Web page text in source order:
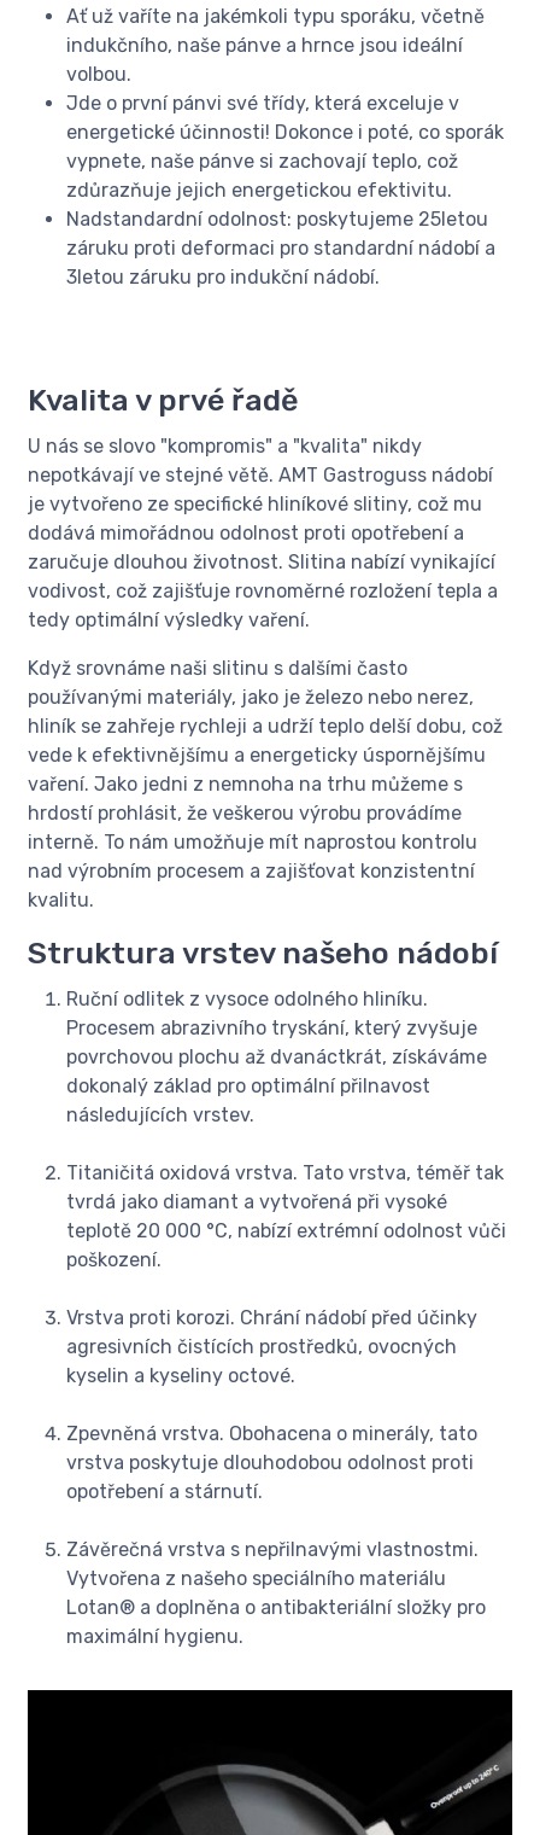
Ať už vaříte na jakémkoli typu sporáku, včetně
indukčního, naše pánve a hrnce jsou ideální
volbou.
Jde o první pánvi své třídy, která exceluje v
energetické účinnosti! Dokonce i poté, co sporák
vypnete, naše pánve si zachovají teplo, což
zdůrazňuje jejich energetickou efektivitu.
Nadstandardní odolnost: poskytujeme 25letou
záruku proti deformaci pro standardní nádobí a
3letou záruku pro indukční nádobí.
Kvalita v prvé řadě
U nás se slovo "kompromis" a "kvalita" nikdy
nepotkávají ve stejné větě. AMT Gastroguss nádobí
je vytvořeno ze specifické hliníkové slitiny, což mu
dodává mimořádnou odolnost proti opotřebení a
zaručuje dlouhou životnost. Slitina nabízí vynikající
vodivost, což zajišťuje rovnoměrné rozložení tepla a
tedy optimální výsledky vaření.
Když srovnáme naši slitinu s dalšími často
používanými materiály, jako je železo nebo nerez,
hliník se zahřeje rychleji a udrží teplo delší dobu, což
vede k efektivnějšímu a energeticky úspornějšímu
vaření. Jako jedni z nemnoha na trhu můžeme s
hrdostí prohlásit, že veškerou výrobu provádíme
interně. To nám umožňuje mít naprostou kontrolu
nad výrobním procesem a zajišťovat konzistentní
kvalitu.
Struktura vrstev našeho nádobí
Ruční odlitek z vysoce odolného hliníku.
Procesem abrazivního tryskání, který zvyšuje
povrchovou plochu až dvanáctkrát, získáváme
dokonalý základ pro optimální přilnavost
následujících vrstev.
Titaničitá oxidová vrstva. Tato vrstva, téměř tak
tvrdá jako diamant a vytvořená při vysoké
teplotě 20 000 °C, nabízí extrémní odolnost vůči
poškození.
Vrstva proti korozi. Chrání nádobí před účinky
agresivních čistících prostředků, ovocných
kyselin a kyseliny octové.
Zpevněná vrstva. Obohacena o minerály, tato
vrstva poskytuje dlouhodobou odolnost proti
opotřebení a stárnutí.
Závěrečná vrstva s nepřilnavými vlastnostmi.
Vytvořena z našeho speciálního materiálu
Lotan® a doplněna o antibakteriální složky pro
maximální hygienu.